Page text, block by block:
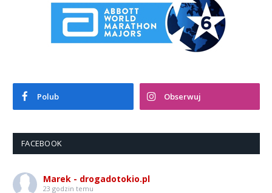
Polub Obserwuj
FACEBOOK
Marek - drogadotokio.pl
23 godzin temu